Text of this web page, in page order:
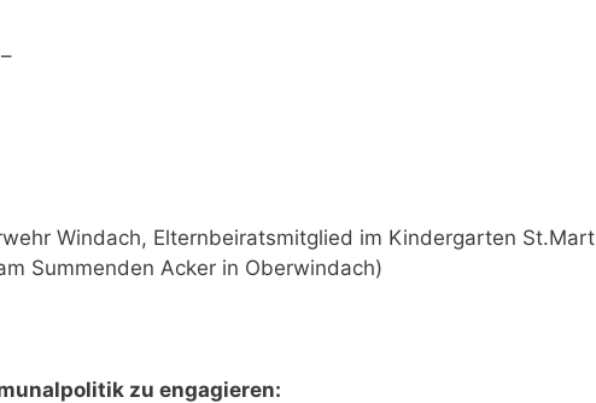
Windach, Elternbeiratsmitglied im Kindergarten
Summenden Acker in Oberwindach)
zu engagieren: